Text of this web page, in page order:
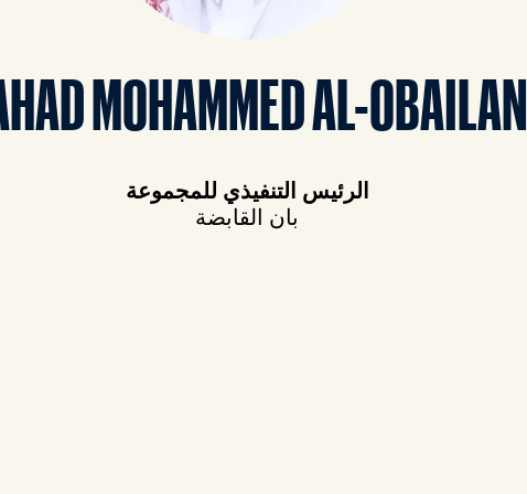
MOHAMMED AL-OBAILAN
الرئيس التنفيذي للمجموعة
بان القابضة